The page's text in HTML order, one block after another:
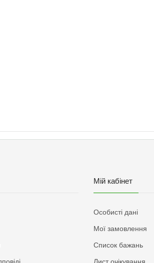
Мій кабінет
Особисті дані
Мої замовлення
Список бажань
Лист очікування